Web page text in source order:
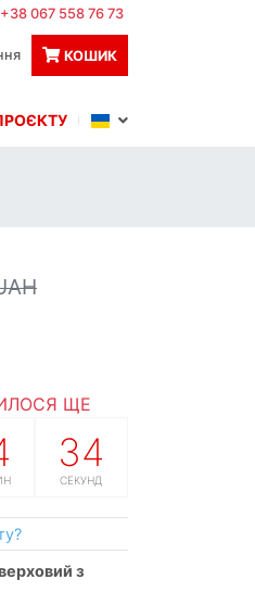
+38 067 558 76 73
КОШИК
ЩЕ
33
СЕКУНД